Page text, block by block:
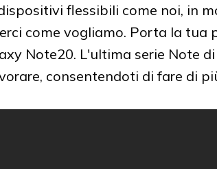
flessibili come noi, in
come vogliamo. Porta la
Note20. L'ultima serie Note
consentendoti di fare di